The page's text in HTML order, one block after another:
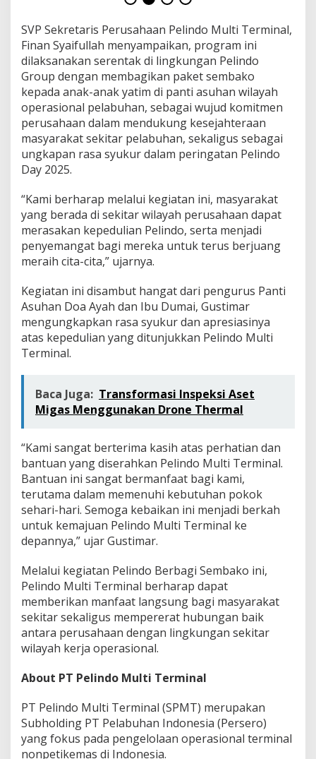
SVP Sekretaris Perusahaan Pelindo Multi Terminal,
Finan Syaifullah menyampaikan, program ini
dilaksanakan serentak di lingkungan Pelindo
Group dengan membagikan paket sembako
kepada anak-anak yatim di panti asuhan wilayah
operasional pelabuhan, sebagai wujud komitmen
perusahaan dalam mendukung kesejahteraan
masyarakat sekitar pelabuhan, sekaligus sebagai
ungkapan rasa syukur dalam peringatan Pelindo
Day 2025.
“Kami berharap melalui kegiatan ini, masyarakat
yang berada di sekitar wilayah perusahaan dapat
merasakan kepedulian Pelindo, serta menjadi
penyemangat bagi mereka untuk terus berjuang
meraih cita-cita,” ujarnya.
Kegiatan ini disambut hangat dari pengurus Panti
Asuhan Doa Ayah dan Ibu Dumai, Gustimar
mengungkapkan rasa syukur dan apresiasinya
atas kepedulian yang ditunjukkan Pelindo Multi
Terminal.
Baca Juga: Transformasi Inspeksi Aset
Migas Menggunakan Drone Thermal
“Kami sangat berterima kasih atas perhatian dan
bantuan yang diserahkan Pelindo Multi Terminal.
Bantuan ini sangat bermanfaat bagi kami,
terutama dalam memenuhi kebutuhan pokok
sehari-hari. Semoga kebaikan ini menjadi berkah
untuk kemajuan Pelindo Multi Terminal ke
depannya,” ujar Gustimar.
Melalui kegiatan Pelindo Berbagi Sembako ini,
Pelindo Multi Terminal berharap dapat
memberikan manfaat langsung bagi masyarakat
sekitar sekaligus mempererat hubungan baik
antara perusahaan dengan lingkungan sekitar
wilayah kerja operasional.
About PT Pelindo Multi Terminal
PT Pelindo Multi Terminal (SPMT) merupakan
Subholding PT Pelabuhan Indonesia (Persero)
yang fokus pada pengelolaan operasional terminal
nonpetikemas di Indonesia.